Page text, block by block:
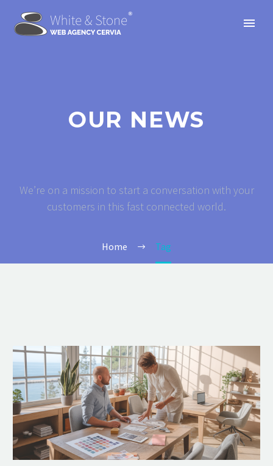
OUR NEWS
We’re on a mission to start a conversation with your
customers in this fast connected world.
Home Tag